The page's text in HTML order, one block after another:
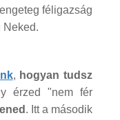
féligazság
Neked.
, hogyan tudsz
érzed "nem fér
. Itt a második